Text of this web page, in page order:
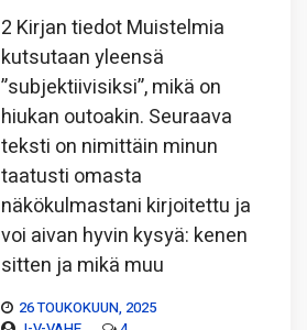
2 Kirjan tiedot Muistelmia
kutsutaan yleensä
”subjektiivisiksi”, mikä on
hiukan outoakin. Seuraava
teksti on nimittäin minun
taatusti omasta
näkökulmastani kirjoitettu ja
voi aivan hyvin kysyä: kenen
sitten ja mikä muu
26 TOUKOKUUN, 2025